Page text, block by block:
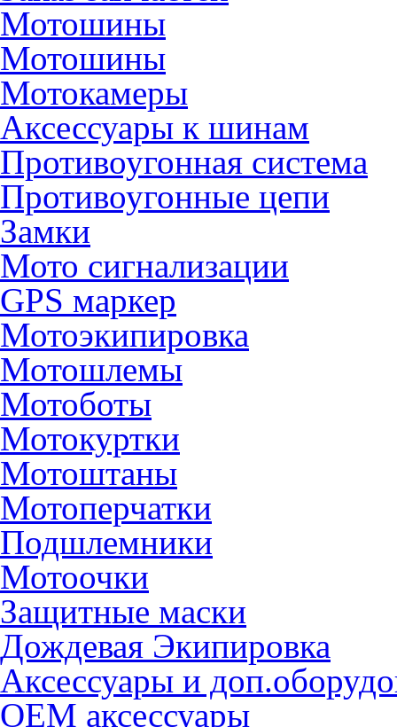
Мотошины
Мотошины
Мотокамеры
Аксессуары к шинам
Противоугонная система
Противоугонные цепи
Замки
Мото сигнализации
GPS маркер
Мотоэкипировка
Мотошлемы
Мотоботы
Мотокуртки
Мотоштаны
Мотоперчатки
Подшлемники
Мотоочки
Защитные маски
Дождевая Экипировка
Аксессуары и
OEM аксессуары